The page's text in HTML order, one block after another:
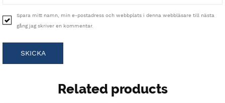
Spara mitt namn, min e-postadress och webbplats i denna webbläsare till nästa
gång jag skriver en kommentar.
Related products